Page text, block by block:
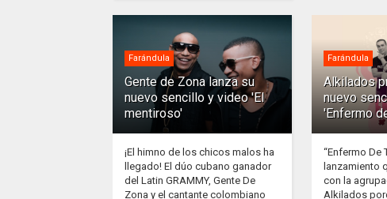
Farándula
Gente de Zona lanza su
nuevo sencillo y video 'El
mentiroso'
¡El himno de los chicos malos ha
llegado! El dúo cubano ganador
del Latin GRAMMY, Gente De
Zona y el cantante colombiano
Farándula
Alkilados
nuevo
'Enfermo
“Enfermo De
lanzamiento
con la
Alkilados